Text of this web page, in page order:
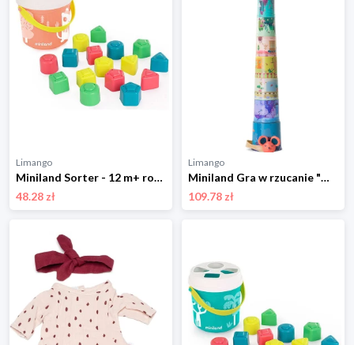
Limango
Miniland Sorter - 12 m+ rozmiar: onesize
48.28 zł
Limango
Miniland Gra w rzucanie "Mystery castle" - 0+ rozmiar: onesize
109.78 zł